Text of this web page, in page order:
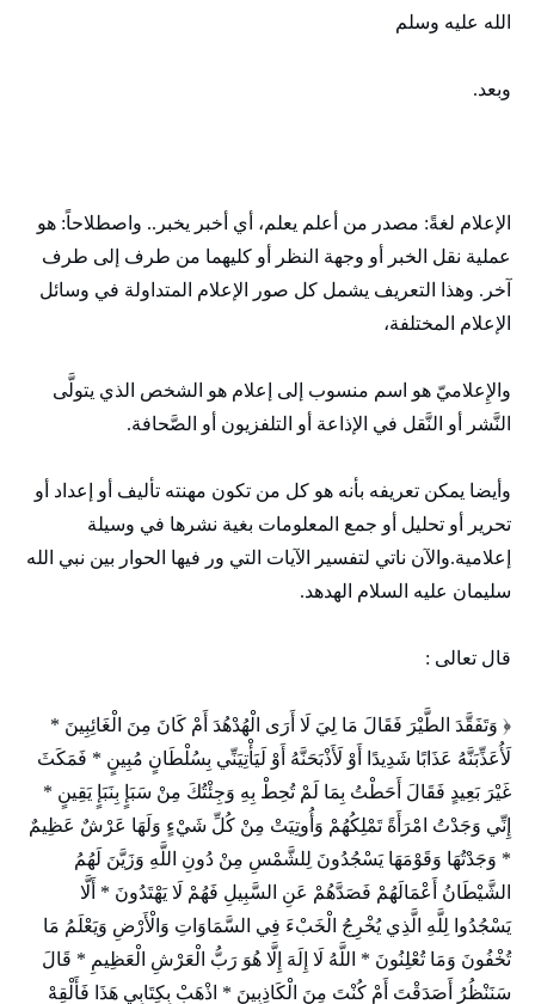
الله عليه وسلم
وبعد.
الإعلام لغةً: مصدر من أعلم يعلم، أي أخبر يخبر.. واصطلاحاً: هو
عملية نقل الخبر أو وجهة النظر أو كليهما من طرف إلى طرف
آخر. وهذا التعريف يشمل كل صور الإعلام المتداولة في وسائل
الإعلام المختلفة،
والإِعلاميّ هو اسم منسوب إلى إعلام هو الشخص الذي يتولَّى
النَّشر أو النَّقل في الإذاعة أو التلفزيون أو الصَّحافة.
وأيضا يمكن تعريفه بأنه هو كل من تكون مهنته تأليف أو إعداد أو
تحرير أو تحليل أو جمع المعلومات بغية نشرها في وسيلة
إعلامية.والآن ناتي لتفسير الآيات التي ور فيها الحوار بين نبي الله
سليمان عليه السلام الهدهد.
قال تعالى :
﴿ وَتَفَقَّدَ الطَّيْرَ فَقَالَ مَا لِيَ لَا أَرَى الْهُدْهُدَ أَمْ كَانَ مِنَ الْغَائِبِينَ *
لَأُعَذِّبَنَّهُ عَذَابًا شَدِيدًا أَوْ لَأَذْبَحَنَّهُ أَوْ لَيَأْتِيَنِّي بِسُلْطَانٍ مُبِينٍ * فَمَكَثَ
غَيْرَ بَعِيدٍ فَقَالَ أَحَطْتُ بِمَا لَمْ تُحِطْ بِهِ وَجِئْتُكَ مِنْ سَبَإٍ بِنَبَإٍ يَقِينٍ *
إِنِّي وَجَدْتُ امْرَأَةً تَمْلِكُهُمْ وَأُوتِيَتْ مِنْ كُلِّ شَيْءٍ وَلَهَا عَرْشٌ عَظِيمٌ
* وَجَدْتُهَا وَقَوْمَهَا يَسْجُدُونَ لِلشَّمْسِ مِنْ دُونِ اللَّهِ وَزَيَّنَ لَهُمُ
الشَّيْطَانُ أَعْمَالَهُمْ فَصَدَّهُمْ عَنِ السَّبِيلِ فَهُمْ لَا يَهْتَدُونَ * أَلَّا
يَسْجُدُوا لِلَّهِ الَّذِي يُخْرِجُ الْخَبْءَ فِي السَّمَاوَاتِ وَالْأَرْضِ وَيَعْلَمُ مَا
تُخْفُونَ وَمَا تُعْلِنُونَ * اللَّهُ لَا إِلَهَ إِلَّا هُوَ رَبُّ الْعَرْشِ الْعَظِيمِ * قَالَ
سَنَنْظُرُ أَصَدَقْتَ أَمْ كُنْتَ مِنَ الْكَاذِبِينَ * اذْهَبْ بِكِتَابِي هَذَا فَأَلْقِهْ